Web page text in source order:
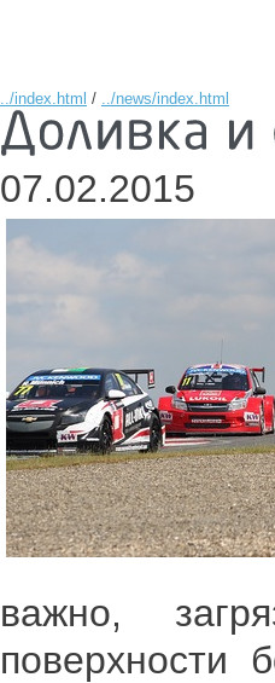
../index.html / ../news/index.html
07.02.2015
важно,
поверхности